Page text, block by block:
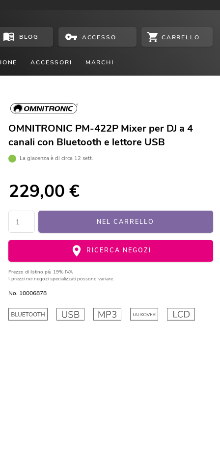
BLOG ACCESSO CARRELLO
ACCESSORI MARCHI
OMNITRONIC PM-422P Mixer per DJ a 4
canali con Bluetooth e lettore USB
La giacenza è di circa 12 sett.
229,00 €
NEL CARRELLO
RICERCA NEGOZI
Prezzo di listino più 19% IVA
I prezzi nei negozi specializzati possono variare.
No. 10006878